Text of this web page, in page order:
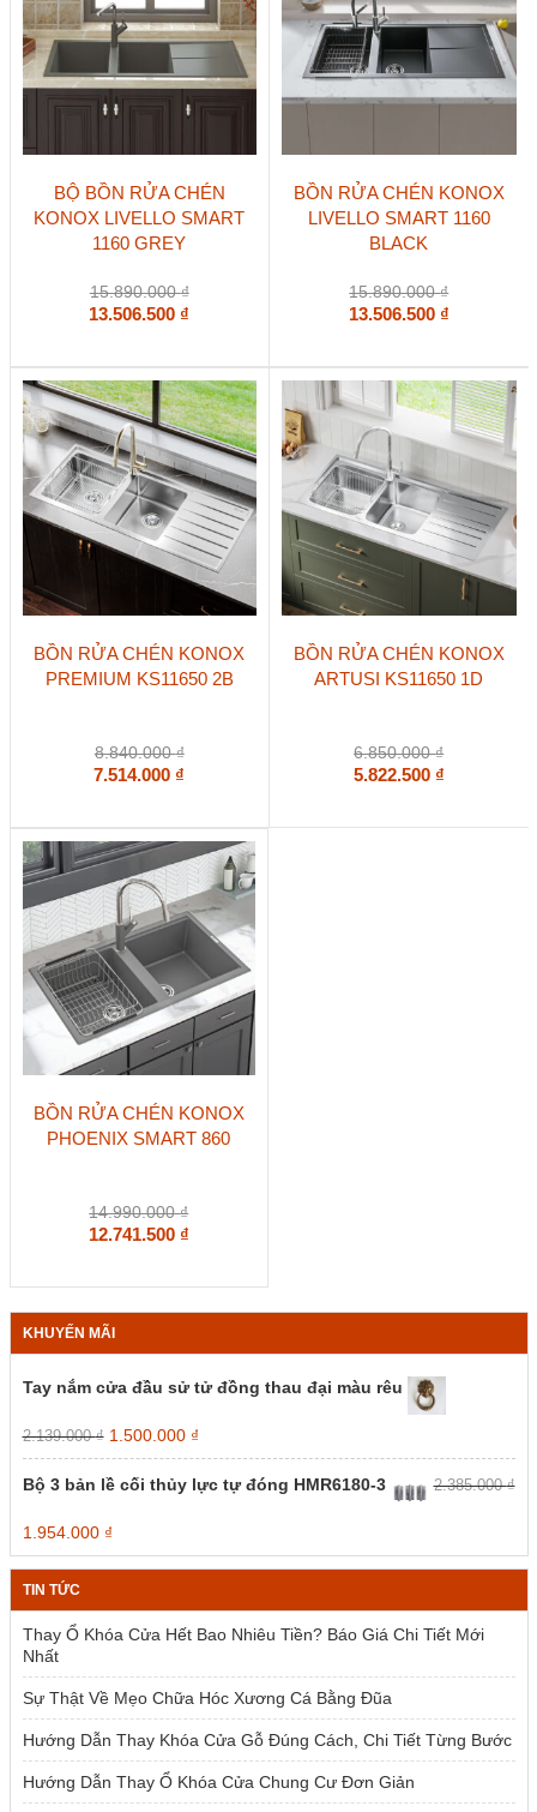
BỘ BỒN RỬA CHÉN
KONOX LIVELLO SMART
1160 GREY
15.890.000₫
13.506.500 ₫
BỒN RỬA CHÉN KONOX
LIVELLO SMART 1160
BLACK
15.890.000₫
13.506.500 ₫
Sản
phẩm
này
có
thể
được
chọn
trên
trang
sản
phẩm
BỒN RỬA CHÉN KONOX
PREMIUM KS11650 2B
8.840.000₫
7.514.000 ₫
Sản
phẩm
BỒN RỬA CHÉN KONOX
ARTUSI KS11650 1D
6.850.000₫
5.822.500 ₫
Sản
phẩm
này
có
thể
được
chọn
trang
sản
BỒN RỬA CHÉN KONOX
PHOENIX SMART 860
14.990.000₫
12.741.500 ₫
KHUYẾN MÃI
Tay nắm cửa đầu sử tử đồng thau đại màu rêu
2.139.000₫ Giá
gốc
là:
2.139.000 ₫.
1.500.000 ₫Giá
hiện
tại
là:
Bộ 3 bản lề cối thủy lực tự đóng HMR6180-3 2.385.000₫
Giá
gốc
là:
2.385.000 ₫.
1.954.000 ₫Giá
hiện
tại
1.954.000 ₫.
TIN TỨC
Thay Ổ Khóa Cửa Hết Bao Nhiêu Tiền? Báo Giá Chi Tiết Mới
Nhất
Sự Thật Về Mẹo Chữa Hóc Xương Cá Bằng Đũa
Hướng Dẫn Thay Khóa Cửa Gỗ Đúng Cách, Chi Tiết Từng Bước
Hướng Dẫn Thay Ổ Khóa Cửa Chung Cư Đơn Giản